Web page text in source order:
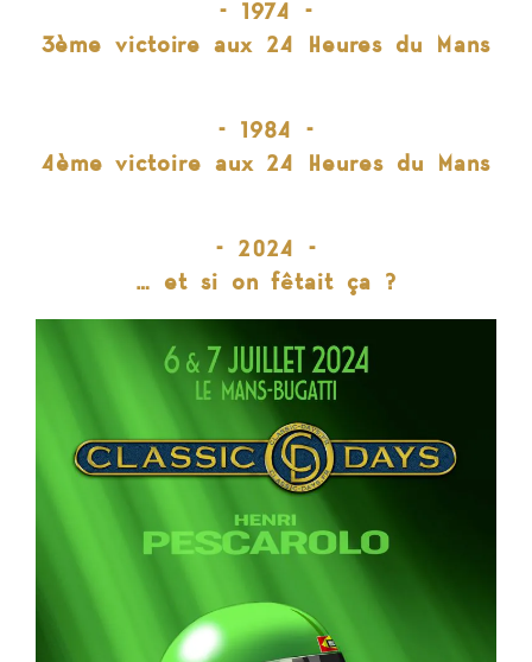
– 1974 –
3ème victoire aux 24 Heures du Mans
– 1984 –
4ème victoire aux 24 Heures du Mans
– 2024 –
… et si on fêtait ça ?